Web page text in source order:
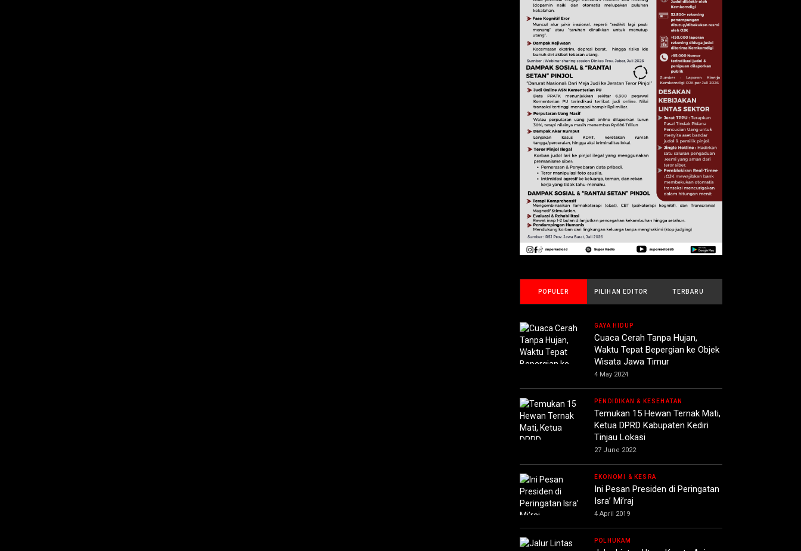
POPULER PILIHAN EDITOR TERBARU
GAYA HIDUP
Cuaca Cerah Tanpa Hujan,
Waktu Tepat Bepergian ke Objek
Wisata Jawa Timur
4 May 2024
PENDIDIKAN & KESEHATAN
Temukan 15 Hewan Ternak Mati,
Ketua DPRD Kabupaten Kediri
Tinjau Lokasi
27 June 2022
EKONOMI & KESRA
Ini Pesan Presiden di Peringatan
Isra’ Mi’raj
4 April 2019
POLHUKAM